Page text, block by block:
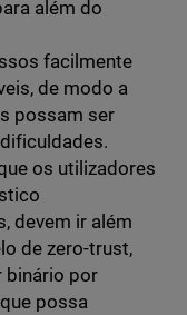
além do
facilmente
de modo a
possam ser
os utilizadores
devem ir além
de zero-trust,
binário por
possa